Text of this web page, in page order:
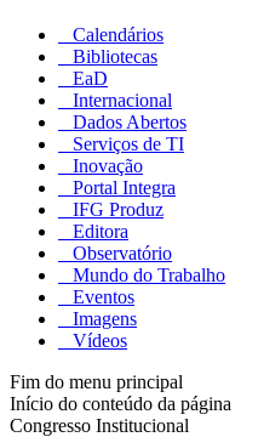
Calendários
Bibliotecas
EaD
Internacional
Dados Abertos
Serviços de TI
Inovação
Portal Integra
IFG Produz
Editora
Observatório
Mundo do Trabalho
Eventos
Imagens
Vídeos
Fim do menu principal
Início do conteúdo da página
Congresso Institucional